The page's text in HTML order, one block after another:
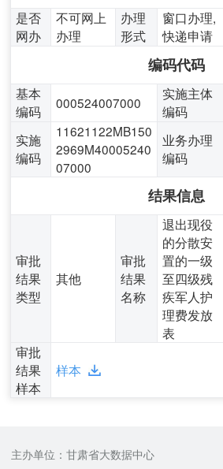
是否
网办
不可网上
办理
办理
形式
窗口办理,
快递申请
编码代码
基本
编码
000524007000
实施主体
编码
实施
编码
11621122MB150
2969M40005240
07000
业务办理
编码
结果信息
审批
结果
类型
其他
审批
结果
名称
退出现役
的分散安
置的一级
至四级残
疾军人护
理费发放
表
审批
结果
样本
样本
主办单位：甘肃省大数据中心